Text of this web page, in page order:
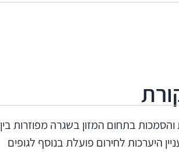
בתחום המזון בשגרה מפוזרות בין
היערכות לחירום פועלת בנוסף לגופים